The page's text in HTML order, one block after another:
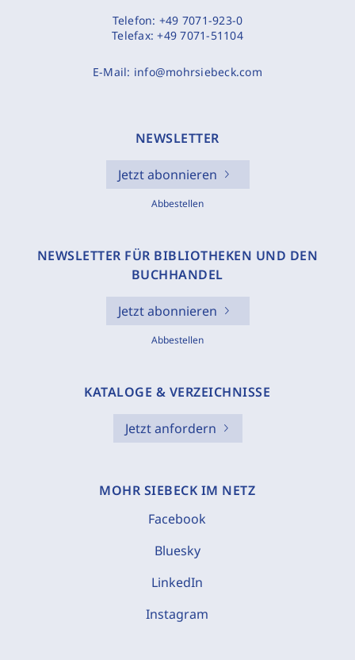
Telefon: +49 7071-923-0
Telefax:+49 7071-51104
E-Mail: info@mohrsiebeck.com
NEWSLETTER
Jetzt abonnieren
Abbestellen
NEWSLETTER FÜR BIBLIOTHEKEN UND DEN
BUCHHANDEL
Jetzt abonnieren
Abbestellen
KATALOGE & VERZEICHNISSE
Jetzt anfordern
MOHR SIEBECK IM NETZ
Facebook
Bluesky
LinkedIn
Instagram